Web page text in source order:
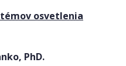
osvetlenia
PhD.